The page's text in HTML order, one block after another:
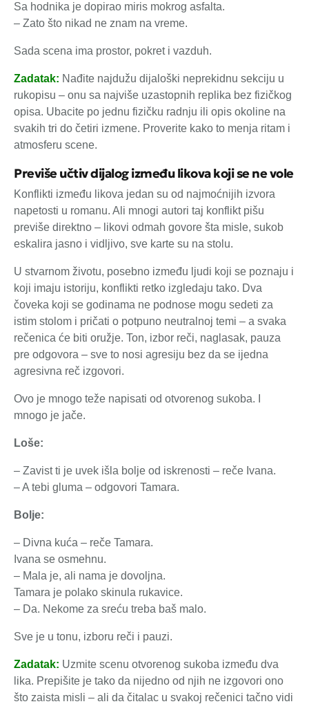
Sa hodnika je dopirao miris mokrog asfalta.
– Zato što nikad ne znam na vreme.
Sada scena ima prostor, pokret i vazduh.
Zadatak: Nađite najdužu dijaloški neprekidnu sekciju u
rukopisu – onu sa najviše uzastopnih replika bez fizičkog
opisa. Ubacite po jednu fizičku radnju ili opis okoline na
svakih tri do četiri izmene. Proverite kako to menja ritam i
atmosferu scene.
Previše učtiv dijalog između likova koji se ne vole
Konflikti između likova jedan su od najmoćnijih izvora
napetosti u romanu. Ali mnogi autori taj konflikt pišu
previše direktno – likovi odmah govore šta misle, sukob
eskalira jasno i vidljivo, sve karte su na stolu.
U stvarnom životu, posebno između ljudi koji se poznaju i
koji imaju istoriju, konflikti retko izgledaju tako. Dva
čoveka koji se godinama ne podnose mogu sedeti za
istim stolom i pričati o potpuno neutralnoj temi – a svaka
rečenica će biti oružje. Ton, izbor reči, naglasak, pauza
pre odgovora – sve to nosi agresiju bez da se ijedna
agresivna reč izgovori.
Ovo je mnogo teže napisati od otvorenog sukoba. I
mnogo je jače.
Loše:
– Zavist ti je uvek išla bolje od iskrenosti – reče Ivana.
– A tebi gluma – odgovori Tamara.
Bolje:
– Divna kuća – reče Tamara.
Ivana se osmehnu.
– Mala je, ali nama je dovoljna.
Tamara je polako skinula rukavice.
– Da. Nekome za sreću treba baš malo.
Sve je u tonu, izboru reči i pauzi.
Zadatak: Uzmite scenu otvorenog sukoba između dva
lika. Prepišite je tako da nijedno od njih ne izgovori ono
što zaista misli – ali da čitalac u svakoj rečenici tačno vidi